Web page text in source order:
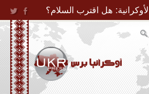
Jump to Navigation
هل اقترب السلام؟